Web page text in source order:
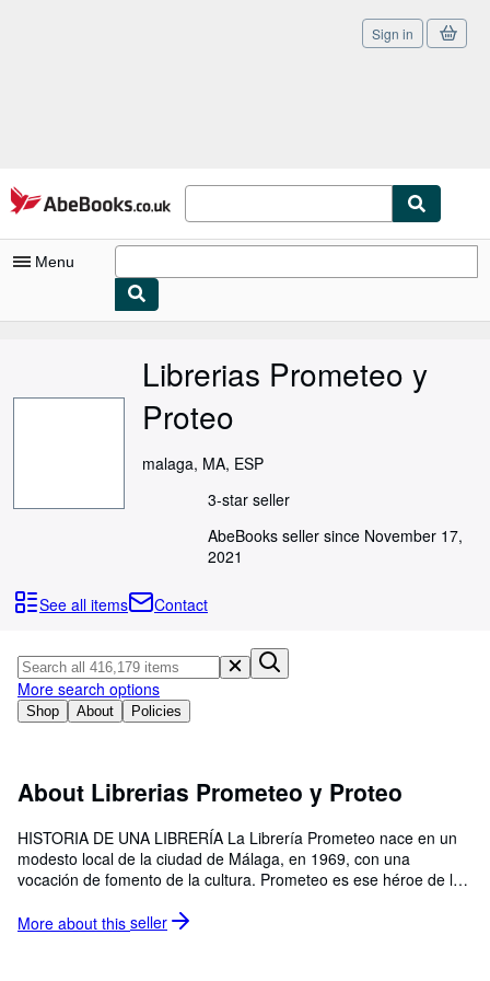
Skip to main content
AbeBooks.co.uk
Sign in
Menu
Textbooks
Start Selling
Help
Librerias Prometeo y
Proteo
malaga, MA, ESP
3-star seller
AbeBooks seller since November 17,
2021
See all items Contact
Shop About Policies
More search options
About Librerias Prometeo y Proteo
HISTORIA DE UNA LIBRERÍA La Librería Prometeo nace en un
modesto local de la ciudad de Málaga, en 1969, con una
vocación de fomento de la cultura. Prometeo es ese héroe de la
del hombre. En 1975 aparece la Librería Proteo. El nombre hace
More about this seller